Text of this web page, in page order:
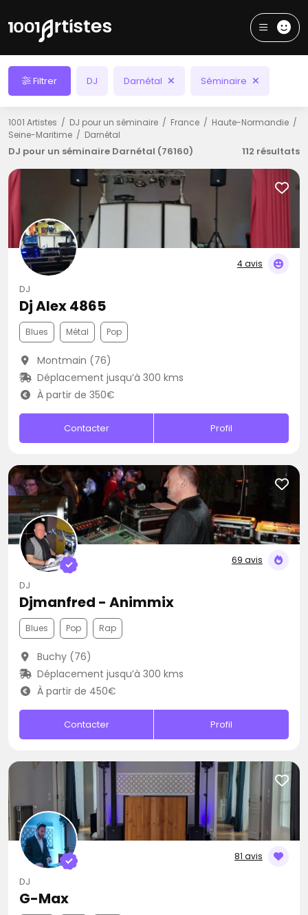
Filtrer DJ Darnétal Séminaire
1001 Artistes DJ pour un séminaire France
Haute-Normandie
Seine-Maritime
Darnétal
DJ pour un séminaire Darnétal (76160) 112 résultats
4 avis
DJ
Dj Alex 4865
Blues Métal Pop
Montmain (76)
Déplacement jusqu’à 300 kms
À partir de 350€
Contacter Profil
69 avis
DJ
Djmanfred - Animmix
Blues Pop Rap
Buchy (76)
Déplacement jusqu’à 300 kms
À partir de 450€
Contacter Profil
81 avis
DJ
G-Max